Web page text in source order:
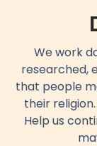
We work
researched,
that people
their
Help us